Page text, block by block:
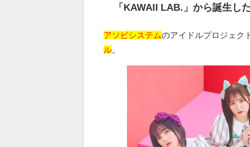
「 KAWAII LAB. 」から誕生し
アソビシステムのアイドルプロジェク
ル